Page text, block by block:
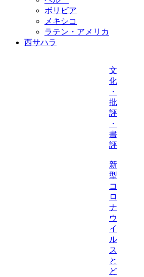
ボリビア
メキシコ
ラテン・アメリカ
西サハラ
文
化
・
批
評
・
書
評
新
型
コ
ロ
ナ
ウ
イ
ル
ス
と
ど